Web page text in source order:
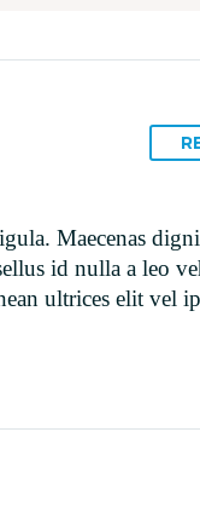
Maecenas
id nulla a leo
ultrices elit vel